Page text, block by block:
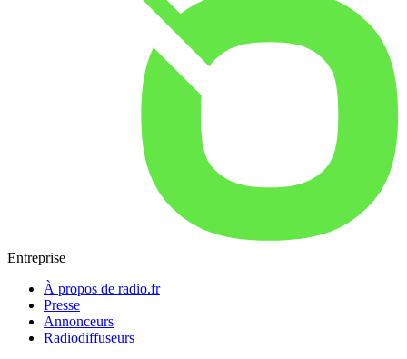
Entreprise
À propos de radio.fr
Presse
Annonceurs
Radiodiffuseurs